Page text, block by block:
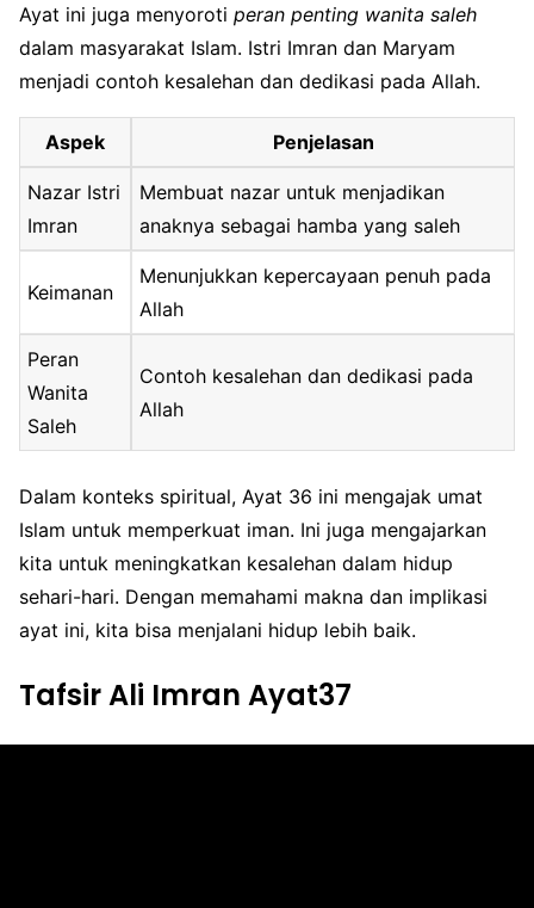
Ayat ini juga menyoroti peran penting wanita saleh
dalam masyarakat Islam. Istri Imran dan Maryam
menjadi contoh kesalehan dan dedikasi pada Allah.
Aspek Penjelasan
Nazar Istri
Imran
Membuat nazar untuk menjadikan
anaknya sebagai hamba yang saleh
Keimanan
Menunjukkan kepercayaan penuh pada
Allah
Peran
Wanita
Saleh
Contoh kesalehan dan dedikasi pada
Allah
Dalam konteks spiritual, Ayat 36 ini mengajak umat
Islam untuk memperkuat iman. Ini juga mengajarkan
kita untuk meningkatkan kesalehan dalam hidup
sehari-hari. Dengan memahami makna dan implikasi
ayat ini, kita bisa menjalani hidup lebih baik.
Tafsir Ali Imran Ayat37